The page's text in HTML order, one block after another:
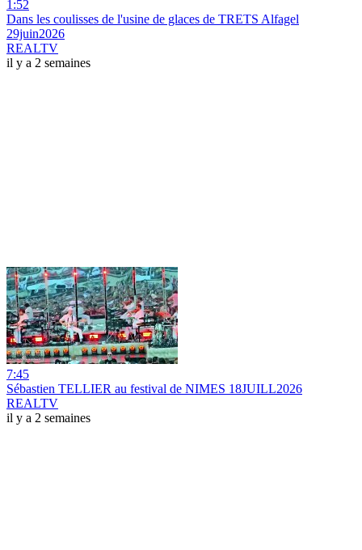
1:52
Dans les coulisses de l'usine de glaces de TRETS Alfagel
29juin2026
REALTV
il y a 2 semaines
7:45
Sébastien TELLIER au festival de NIMES 18JUILL2026
REALTV
il y a 2 semaines